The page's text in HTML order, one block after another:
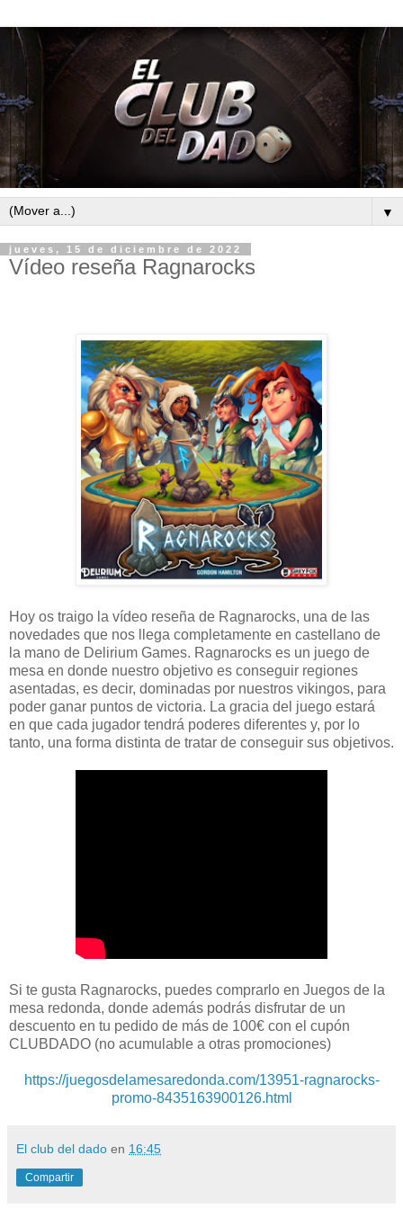
▼
jueves, 15 de diciembre de 2022
Vídeo reseña Ragnarocks
Hoy os traigo la vídeo reseña de Ragnarocks, una de las
novedades que nos llega completamente en castellano de
la mano de Delirium Games. Ragnarocks es un juego de
mesa en donde nuestro objetivo es conseguir regiones
asentadas, es decir, dominadas por nuestros vikingos, para
poder ganar puntos de victoria. La gracia del juego estará
en que cada jugador tendrá poderes diferentes y, por lo
tanto, una forma distinta de tratar de conseguir sus objetivos.
Si te gusta Ragnarocks, puedes comprarlo en Juegos de la
mesa redonda, donde además podrás disfrutar de un
descuento en tu pedido de más de 100€ con el cupón
CLUBDADO (no acumulable a otras promociones)
https://juegosdelamesaredonda.com/13951-ragnarocks-
promo-8435163900126.html
El club del dado en 16:45
Compartir